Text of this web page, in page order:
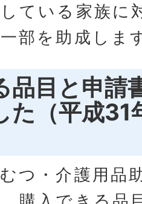
ている家族に
部を助成しま
品目と申請
た（平成31
つ・介護用品